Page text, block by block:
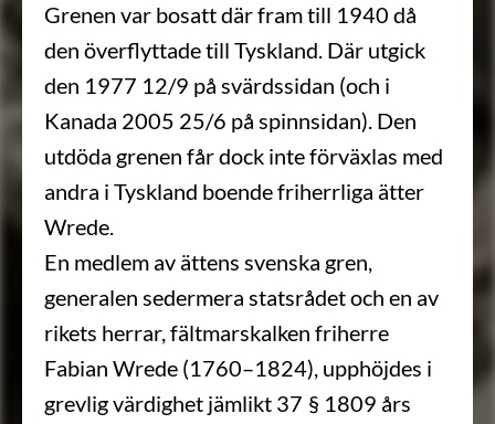
Grenen var bosatt där fram till 1940 då
den överflyttade till Tyskland. Där utgick
den 1977 12/9 på svärdssidan (och i
Kanada 2005 25/6 på spinnsidan). Den
utdöda grenen får dock inte förväxlas med
andra i Tyskland boende friherrliga ätter
Wrede.
En medlem av ättens svenska gren,
generalen sedermera statsrådet och en av
rikets herrar, fältmarskalken friherre
Fabian Wrede (1760–1824), upphöjdes i
grevlig värdighet jämlikt 37 § 1809 års